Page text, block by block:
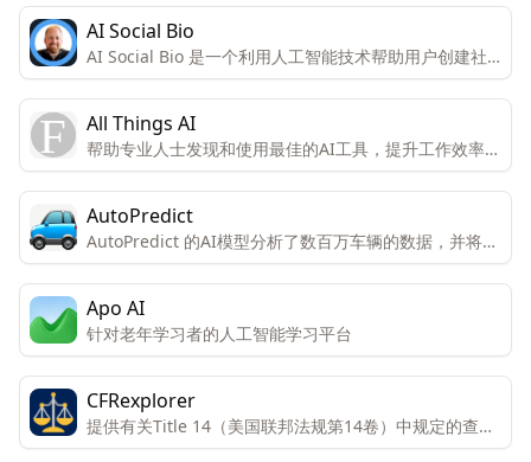
AI Social Bio
AI Social Bio 是一个利用人工智能技术帮助用户创建社
交媒体简介（bio）的平台。用户可以通过添加关键词和
选择一个影响者来启发AI生成个性化的简介。
All Things AI
帮助专业人士发现和使用最佳的AI工具，提升工作效率和
职业发展。
AutoPredict
AutoPredict 的AI模型分析了数百万车辆的数据，并将其
与用户车辆的数据进行比较，以生成关于汽车寿命的准确
预测。
Apo AI
针对老年学习者的人工智能学习平台
CFRexplorer
提供有关Title 14（美国联邦法规第14卷）中规定的查询
服务。 通过人工智能（AI）回答关于法规的问题。